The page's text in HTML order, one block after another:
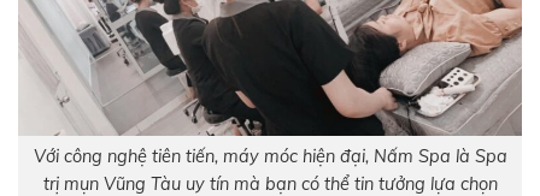
Với công nghệ tiên tiến, máy móc hiện đại, Nấm Spa là Spa
trị mụn Vũng Tàu uy tín mà bạn có thể tin tưởng lựa chọn